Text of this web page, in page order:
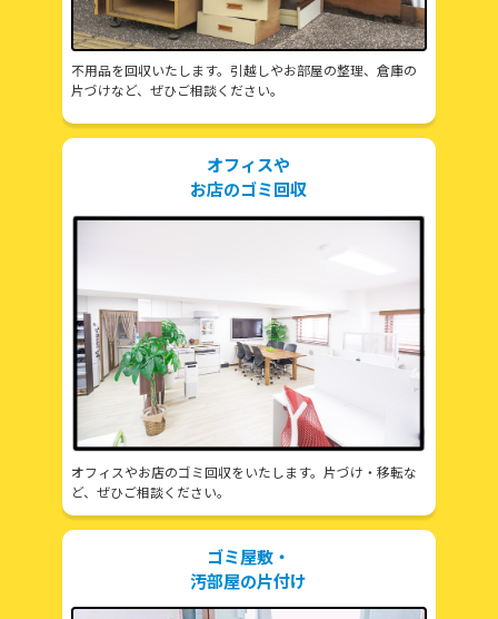
不用品を回収いたします。引越しやお部屋の整理、倉庫の
片づけなど、ぜひご相談ください。
オフィスや
お店のゴミ回収
オフィスやお店のゴミ回収をいたします。片づけ・移転な
ど、ぜひご相談ください。
ゴミ屋敷・
汚部屋の片付け